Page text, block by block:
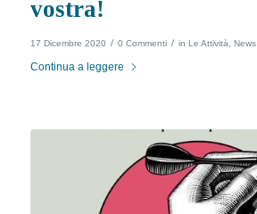
vostra!
17 Dicembre 2020 / 0 Commenti / in Le Attività, News
Continua a leggere